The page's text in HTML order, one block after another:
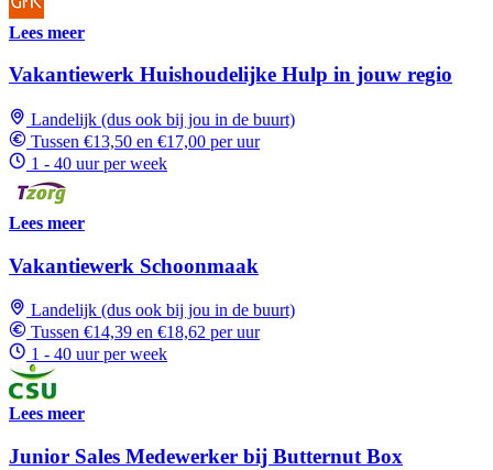
Lees meer
Vakantiewerk Huishoudelijke Hulp in jouw regio
Landelijk (dus ook bij jou in de buurt)
Tussen €13,50 en €17,00 per uur
1 - 40 uur per week
Lees meer
Vakantiewerk Schoonmaak
Landelijk (dus ook bij jou in de buurt)
Tussen €14,39 en €18,62 per uur
1 - 40 uur per week
Lees meer
Junior Sales Medewerker bij Butternut Box